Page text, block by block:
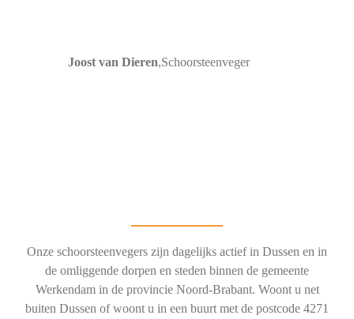
Joost van Dieren,Schoorsteenveger
Onze schoorsteenvegers zijn dagelijks actief in Dussen en in
de omliggende dorpen en steden binnen de gemeente
Werkendam in de provincie Noord-Brabant. Woont u net
buiten Dussen of woont u in een buurt met de postcode 4271